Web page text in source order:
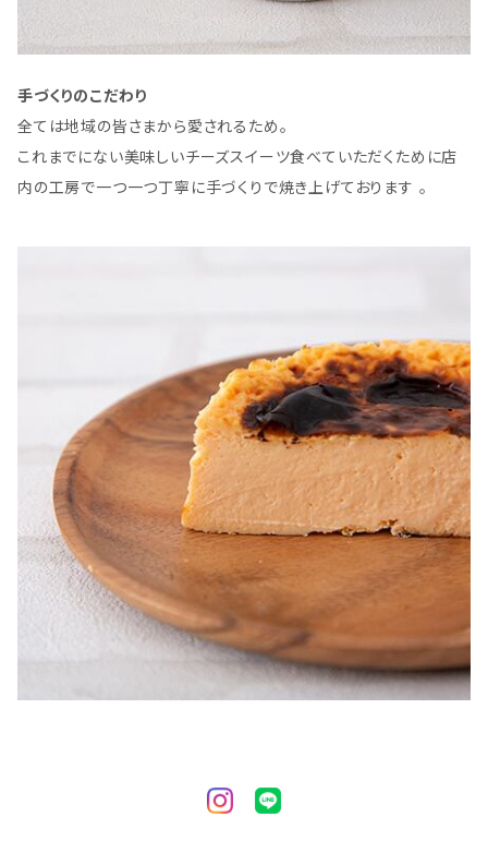
手づくりのこだわり
全ては地域の皆さまから愛されるため。
これまでにない美味しいチーズスイーツ食べていただくために店
内の工房で一つ一つ丁寧に手づくりで焼き上げております 。